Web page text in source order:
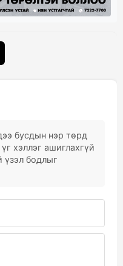
бусдын нэр төрд
хэллэг ашиглахгүй
бодлыг